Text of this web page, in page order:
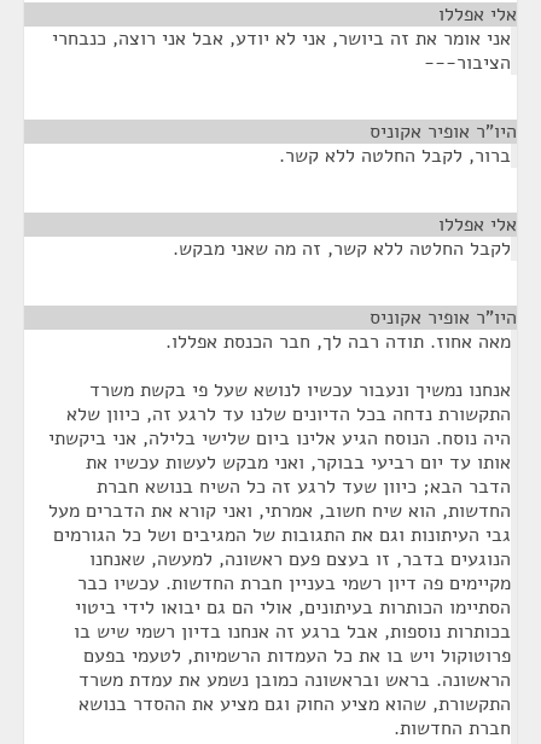
אלי אפללו
אני אומר את זה ביושר, אני לא יודע, אבל אני רוצה, כנבחרי
הציבור---
היו"ר אופיר אקוניס
ברור, לקבל החלטה ללא קשר.
אלי אפללו
לקבל החלטה ללא קשר, זה מה שאני מבקש.
היו"ר אופיר אקוניס
מאה אחוז. תודה רבה לך, חבר הכנסת אפללו.
אנחנו נמשיך ונעבור עכשיו לנושא שעל פי בקשת משרד
התקשורת נדחה בכל הדיונים שלנו עד לרגע זה, כיוון שלא
היה נוסח. הנוסח הגיע אלינו ביום שלישי בלילה, אני ביקשתי
אותו עד יום רביעי בבוקר, ואני מבקש לעשות עכשיו את
הדבר הבא; כיוון שעד לרגע זה כל השיח בנושא חברת
החדשות, הוא שיח חשוב, אמרתי, ואני קורא את הדברים מעל
גבי העיתונות וגם את התגובות של המגיבים ושל כל הגורמים
הנוגעים בדבר, זו בעצם פעם ראשונה, למעשה, שאנחנו
מקיימים פה דיון רשמי בעניין חברת החדשות. עכשיו כבר
הסתיימו הכותרות בעיתונים, אולי הם גם יבואו לידי ביטוי
בכותרות נוספות, אבל ברגע זה אנחנו בדיון רשמי שיש בו
פרוטוקול ויש בו את כל העמדות הרשמיות, לטעמי בפעם
הראשונה. בראש ובראשונה כמובן נשמע את עמדת משרד
התקשורת, שהוא מציע החוק וגם מציע את ההסדר בנושא
חברת החדשות.